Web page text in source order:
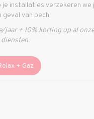
installaties verzekeren we
geval van pech!
jaar + 10% korting op al onze
diensten.
+ Gaz